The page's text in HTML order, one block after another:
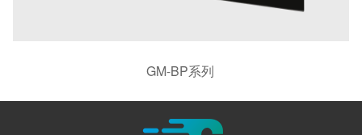
GM-BP系列